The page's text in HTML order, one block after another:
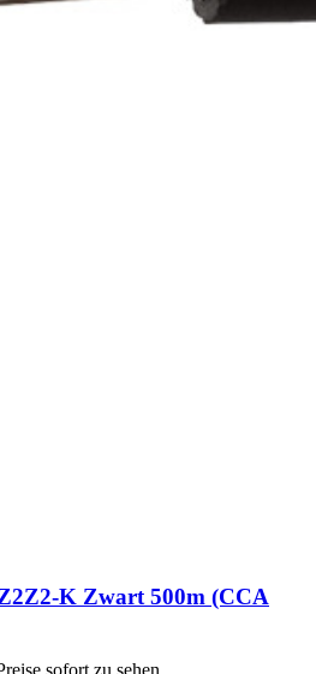
K Zwart 500m (CCA
sofort zu sehen